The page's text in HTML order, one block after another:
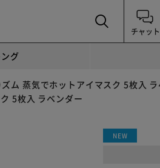
チャット
グ
ズム 蒸気でホットアイマスク 5枚入
5枚入 ラベンダー
NEW